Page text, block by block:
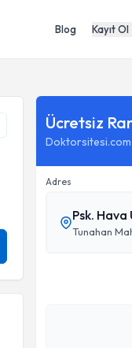
Blog Kayıt Ol
Ücretsiz
Adres
Psk. Hava
Tunahan